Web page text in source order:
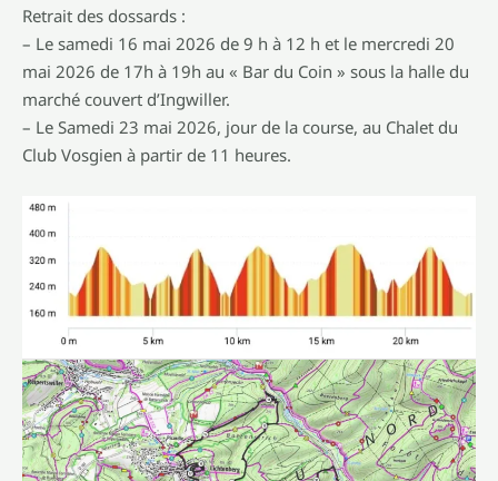
Retrait des dossards :
– Le samedi 16 mai 2026 de 9 h à 12 h et le mercredi 20
mai 2026 de 17h à 19h au « Bar du Coin » sous la halle du
marché couvert d’Ingwiller.
– Le Samedi 23 mai 2026, jour de la course, au Chalet du
Club Vosgien à partir de 11 heures.